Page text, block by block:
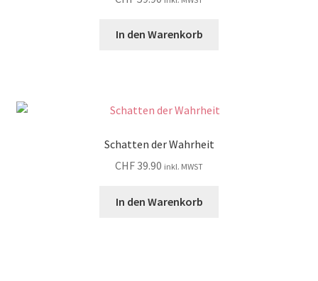
In den Warenkorb
Schatten der Wahrheit
CHF39.90 inkl. MWST
In den Warenkorb